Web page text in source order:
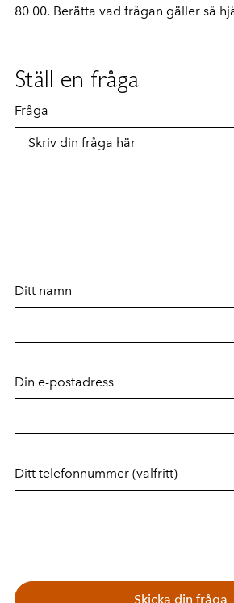
80 00. Berätta vad frågan gäller så
Ställ en fråga
Fråga
Ditt namn
Din e-postadress
Ditt telefonnummer (valfritt)